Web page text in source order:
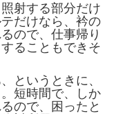
射する部分だけ
だけなら、衿の
ので、仕事帰り
ることもできそ
というときに、
短時間で、しか
ので、困ったと